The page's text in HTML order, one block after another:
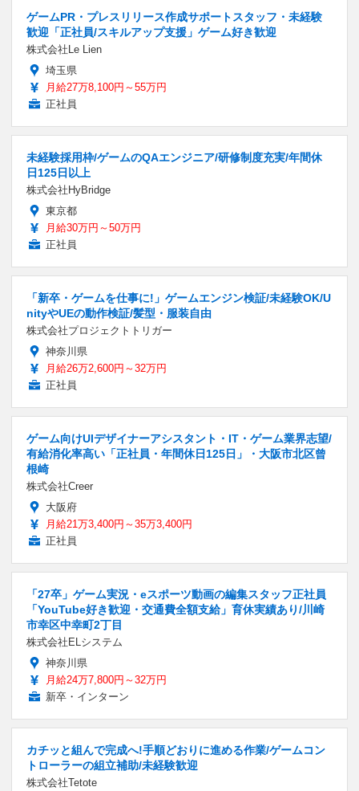
ゲームPR・プレスリリース作成サポートスタッフ・未経験
歓迎「正社員/スキルアップ支援」ゲーム好き歓迎
株式会社Le Lien
埼玉県
月給27万8,100円～55万円
正社員
未経験採用枠/ゲームのQAエンジニア/研修制度充実/年間休
日125日以上
株式会社HyBridge
東京都
月給30万円～50万円
正社員
「新卒・ゲームを仕事に!」ゲームエンジン検証/未経験OK/U
nityやUEの動作検証/髪型・服装自由
株式会社プロジェクトトリガー
神奈川県
月給26万2,600円～32万円
正社員
ゲーム向けUIデザイナーアシスタント・IT・ゲーム業界志望/
有給消化率高い「正社員・年間休日125日」・大阪市北区曾
根崎
株式会社Creer
大阪府
月給21万3,400円～35万3,400円
正社員
「27卒」ゲーム実況・eスポーツ動画の編集スタッフ正社員
「YouTube好き歓迎・交通費全額支給」育休実績あり/川崎
市幸区中幸町2丁目
株式会社ELシステム
神奈川県
月給24万7,800円～32万円
新卒・インターン
カチッと組んで完成へ!手順どおりに進める作業/ゲームコン
トローラーの組立補助/未経験歓迎
株式会社Tetote